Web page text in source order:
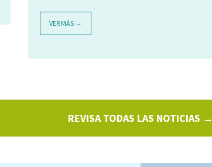
VER MÁS →
REVISA TODAS LAS NOTICIAS →